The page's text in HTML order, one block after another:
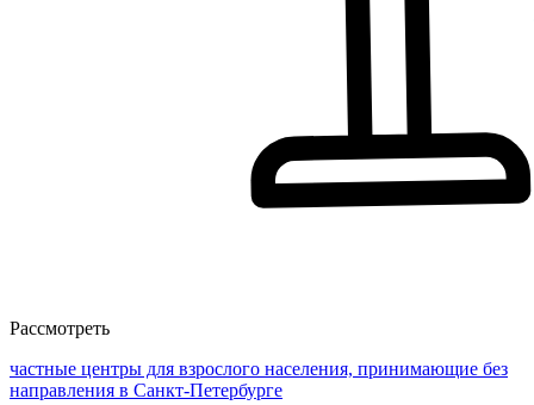
Рассмотреть
частные центры для взрослого населения, принимающие без
направления в Санкт-Петербурге